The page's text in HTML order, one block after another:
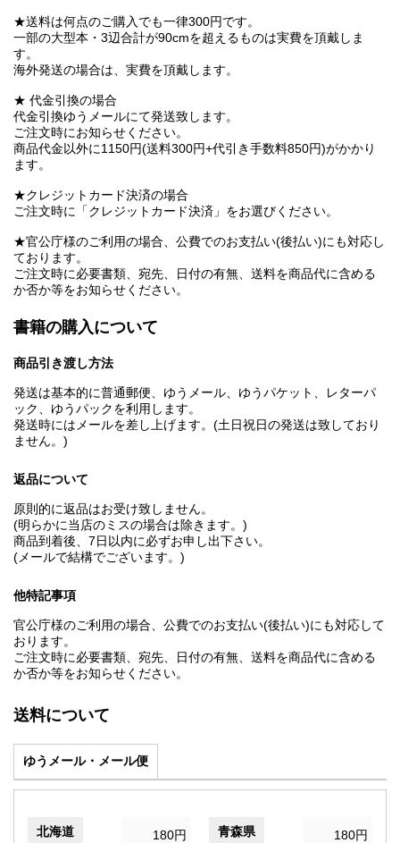
★送料は何点のご購入でも一律300円です。
一部の大型本・3辺合計が90cmを超えるものは実費を頂戴しま
す。
海外発送の場合は、実費を頂戴します。
★ 代金引換の場合
代金引換ゆうメールにて発送致します。
ご注文時にお知らせください。
商品代金以外に1150円(送料300円+代引き手数料850円)がかかり
ます。
★クレジットカード決済の場合
ご注文時に「クレジットカード決済」をお選びください。
★官公庁様のご利用の場合、公費でのお支払い(後払い)にも対応し
ております。
ご注文時に必要書類、宛先、日付の有無、送料を商品代に含める
か否か等をお知らせください。
書籍の購入について
商品引き渡し方法
発送は基本的に普通郵便、ゆうメール、ゆうパケット、レターパ
ック、ゆうパックを利用します。
発送時にはメールを差し上げます。(土日祝日の発送は致しており
ません。)
返品について
原則的に返品はお受け致しません。
(明らかに当店のミスの場合は除きます。)
商品到着後、7日以内に必ずお申し出下さい。
(メールで結構でございます。)
他特記事項
官公庁様のご利用の場合、公費でのお支払い(後払い)にも対応して
おります。
ご注文時に必要書類、宛先、日付の有無、送料を商品代に含める
か否か等をお知らせください。
送料について
ゆうメール・メール便
北海道 180円 青森県 180円